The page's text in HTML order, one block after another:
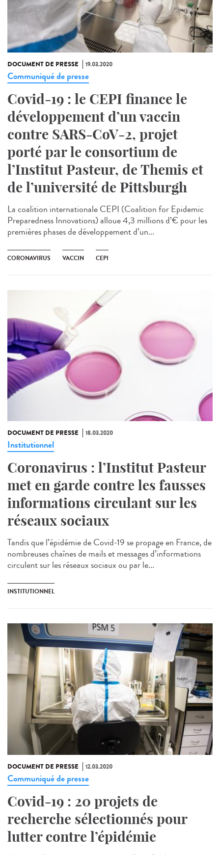
DOCUMENT DE PRESSE 19.03.2020
Communiqué de presse
Covid-19 : le CEPI finance le
développement d’un vaccin
contre SARS-CoV-2, projet
porté par le consortium de
l’Institut Pasteur, de Themis et
de l’université de Pittsburgh
La coalition internationale CEPI (Coalition for Epidemic
Preparedness Innovations) alloue 4,3 millions d’€ pour les
premières phases de développement d’un...
CORONAVIRUS VACCIN CEPI
DOCUMENT DE PRESSE 18.03.2020
Institutionnel
Coronavirus : l’Institut Pasteur
met en garde contre les fausses
informations circulant sur les
réseaux sociaux
Tandis que l’épidémie de Covid-19 se propage en France, de
nombreuses chaînes de mails et messages d’informations
circulent sur les réseaux sociaux ou par le...
INSTITUTIONNEL
DOCUMENT DE PRESSE 12.03.2020
Communiqué de presse
Covid-19 : 20 projets de
recherche sélectionnés pour
lutter contre l’épidémie